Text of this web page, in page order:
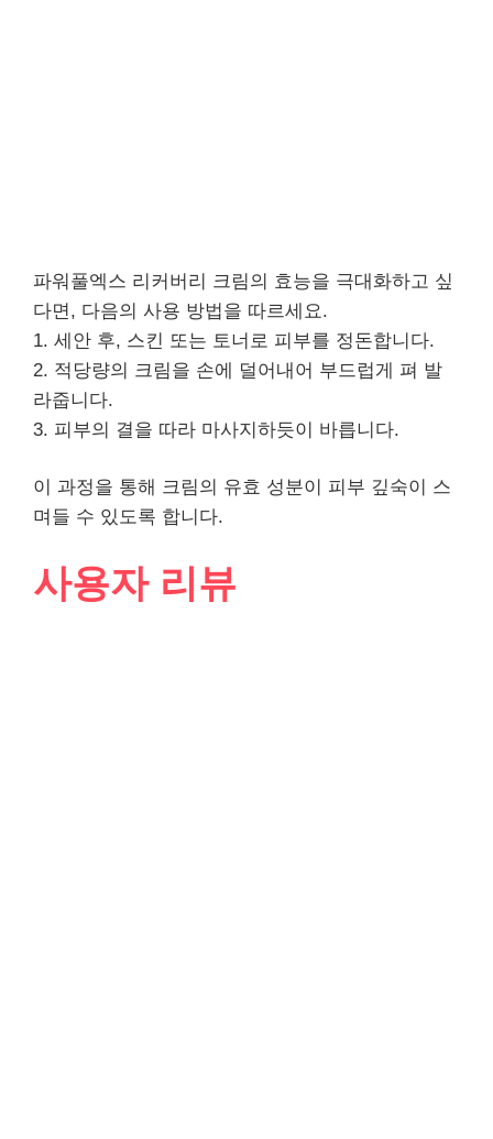
파워풀엑스 리커버리 크림의 효능을 극대화하고 싶
다면, 다음의 사용 방법을 따르세요.
1. 세안 후, 스킨 또는 토너로 피부를 정돈합니다.
2. 적당량의 크림을 손에 덜어내어 부드럽게 펴 발
라줍니다.
3. 피부의 결을 따라 마사지하듯이 바릅니다.
이 과정을 통해 크림의 유효 성분이 피부 깊숙이 스
며들 수 있도록 합니다.
사용자 리뷰